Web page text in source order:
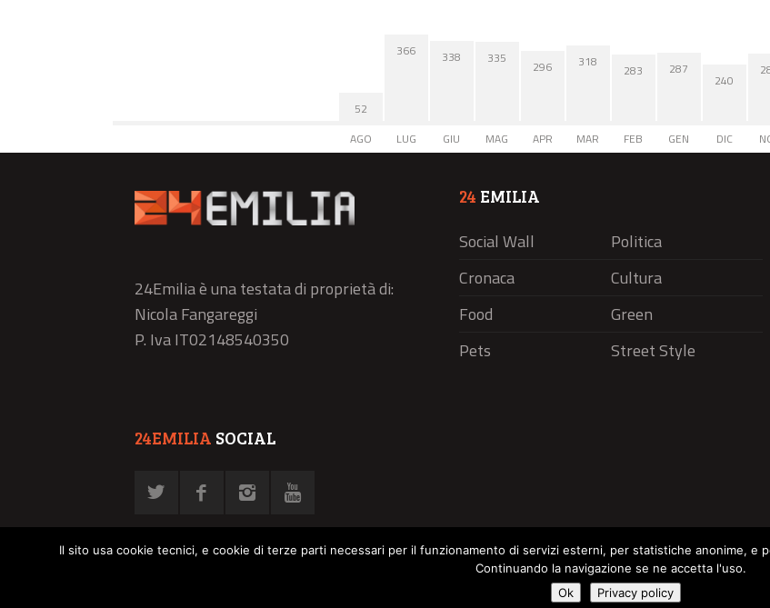
52
AGO
366
LUG
338
GIU
335
MAG
296
APR
318
MAR
283
FEB
287
GEN
240
DIC
24Emilia è una testata di proprietà di:
Nicola Fangareggi
P. Iva IT02148540350
24 EMILIA
Social Wall
Politica
Cronaca
Cultura
Food
Green
Pets
Street Style
24EMILIA SOCIAL
Social Wall Politica
Il sito usa cookie tecnici, e cookie di terze parti necessari per il funzionamento di servizi esterni, per statistiche anonime, e
Continuando la navigazione se ne accetta l'uso.
Ok
Privacy policy